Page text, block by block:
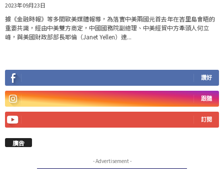
2023年09月23日
據《金融時報》等多間歐美媒體報導，為落實中美兩國元首去年在峇里島會晤的
重要共識，經由中美雙方商定，中國國務院副總理、中美經貿中方牽頭人何立
峰，與美國財政部部長耶倫（Janet Yellen）達...
讚好
跟隨
訂閱
廣告
- Advertisement -